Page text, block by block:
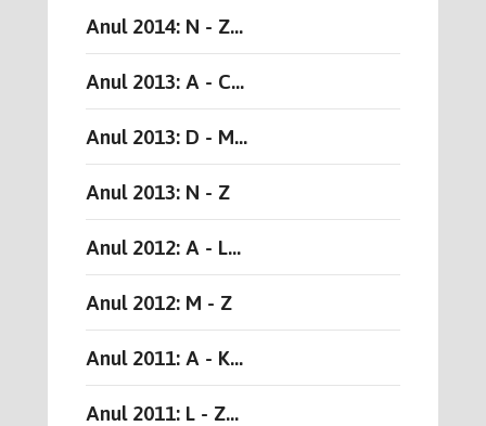
Anul 2014: N - Z...
Anul 2013: A - C...
Anul 2013: D - M...
Anul 2013: N - Z
Anul 2012: A - L...
Anul 2012: M - Z
Anul 2011: A - K...
Anul 2011: L - Z...